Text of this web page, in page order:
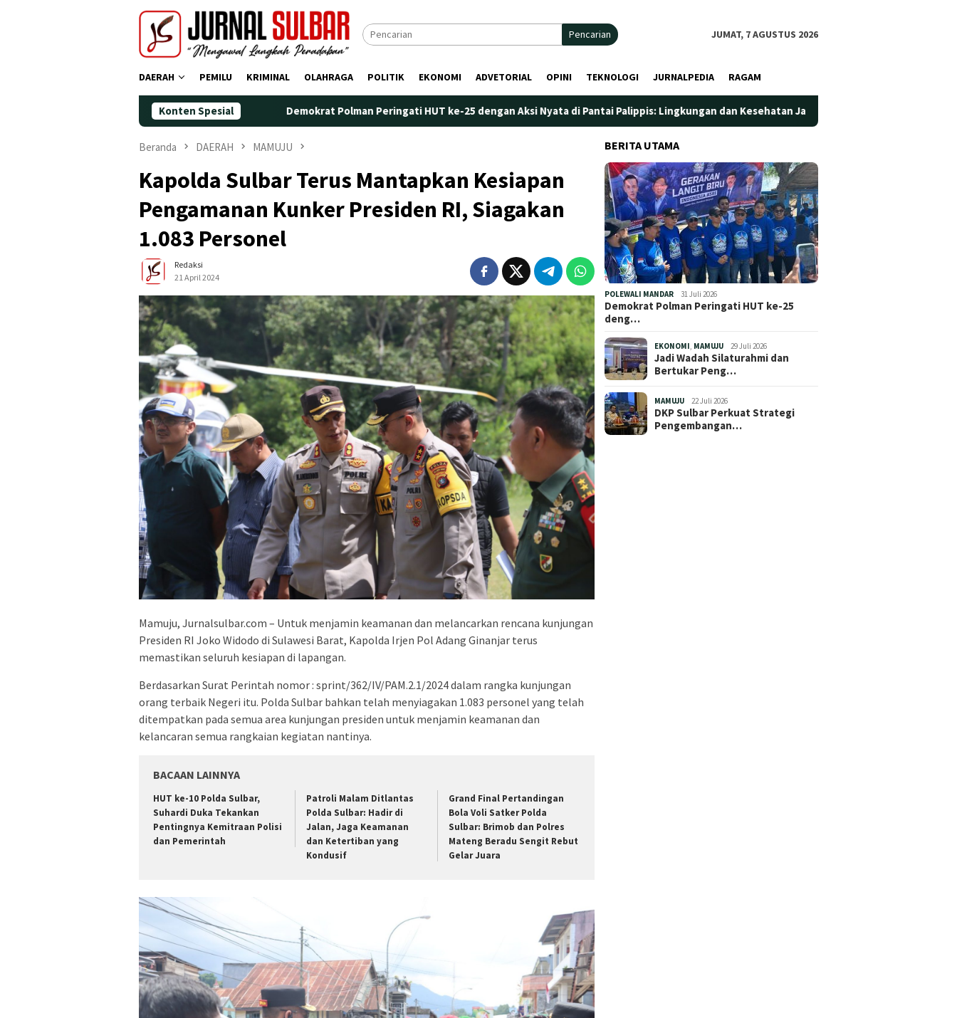
Pencarian JUMAT, 7 AGUSTUS 2026
DAERAH PEMILU KRIMINAL OLAHRAGA POLITIK EKONOMI ADVETORIAL OPINI TEKNOLOGI JURNALPEDIA RAGAM
Konten SpesialDemokrat Polman Peringati HUT ke-25 dengan Aksi Nyata di Pantai Palippis: Lingkungan dan Kesehatan Jadi Prioritas
Beranda DAERAH MAMUJU
Kapolda Sulbar Terus Mantapkan Kesiapan
Pengamanan Kunker Presiden RI, Siagakan
1.083 Personel
Redaksi
21 April 2024
Mamuju, Jurnalsulbar.com – Untuk menjamin keamanan dan melancarkan rencana kunjungan
Presiden RI Joko Widodo di Sulawesi Barat, Kapolda Irjen Pol Adang Ginanjar terus
memastikan seluruh kesiapan di lapangan.
Berdasarkan Surat Perintah nomor : sprint/362/IV/PAM.2.1/2024 dalam rangka kunjungan
orang terbaik Negeri itu. Polda Sulbar bahkan telah menyiagakan 1.083 personel yang telah
ditempatkan pada semua area kunjungan presiden untuk menjamin keamanan dan
kelancaran semua rangkaian kegiatan nantinya.
BACAAN LAINNYA
HUT ke-10 Polda Sulbar,
Suhardi Duka Tekankan
Pentingnya Kemitraan Polisi
dan Pemerintah
Patroli Malam Ditlantas
Polda Sulbar: Hadir di
Jalan, Jaga Keamanan
dan Ketertiban yang
Kondusif
Grand Final Pertandingan
Bola Voli Satker Polda
Sulbar: Brimob dan Polres
Mateng Beradu Sengit Rebut
Gelar Juara
BERITA UTAMA
POLEWALI MANDAR 31 Juli 2026
Demokrat Polman Peringati HUT ke-25
deng…
EKONOMI MAMUJU 29 Juli 2026
Jadi Wadah Silaturahmi dan
Bertukar Peng…
MAMUJU 22 Juli 2026
DKP Sulbar Perkuat Strategi
Pengembangan…